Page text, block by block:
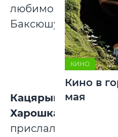
любимого
Баксюшу.
Кацярына
Харошка
прислала
КИНО
Кино в
мая